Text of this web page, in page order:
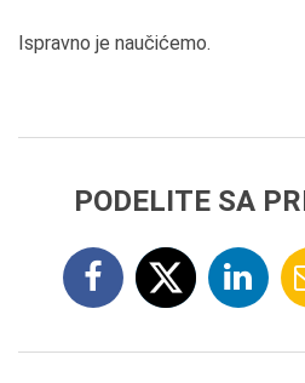
Ispravno je naučićemo.
PODELITE SA